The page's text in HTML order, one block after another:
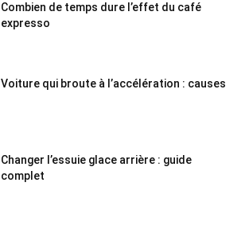
Combien de temps dure l’effet du café
expresso
Voiture qui broute à l’accélération : causes
Changer l’essuie glace arrière : guide
complet